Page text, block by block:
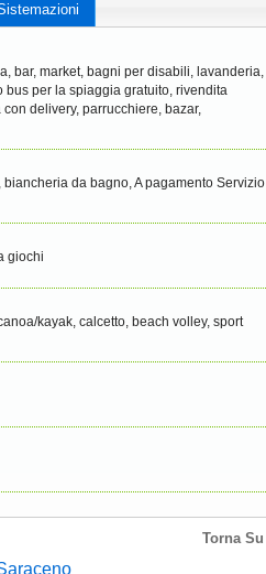
bar, market, bagni per disabili, lavanderia,
per la spiaggia gratuito, rivendita
delivery, parrucchiere, bazar,
da bagno, A pagamento Servizio
giochi
kayak, calcetto, beach volley, sport
Torna Su